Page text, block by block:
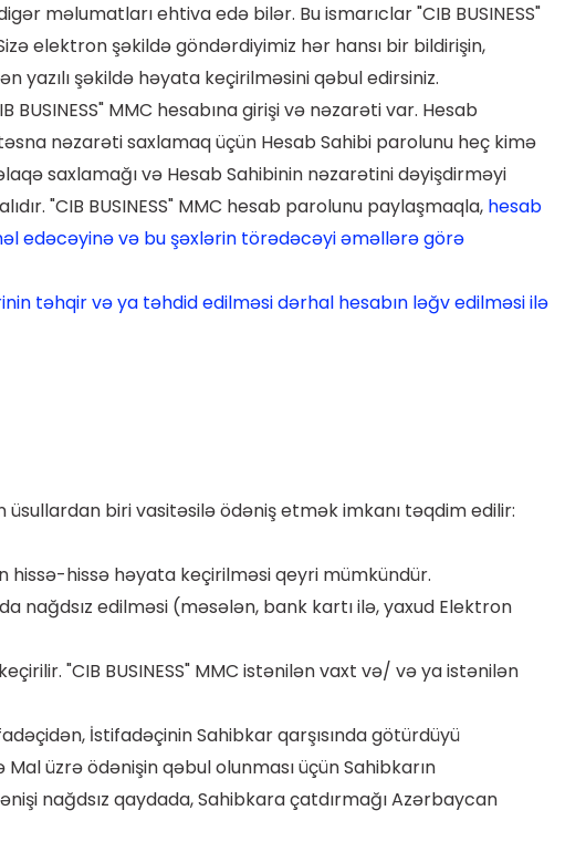
məlumatları ehtiva edə bilər. Bu ismarıclar "CIB BUSINESS"
elektron şəkildə göndərdiyimiz hər hansı bir bildirişin,
yazılı şəkildə həyata keçirilməsini qəbul edirsiniz.
BUSINESS" MMC hesabına girişi və nəzarəti var. Hesab
nəzarəti saxlamaq üçün Hesab Sahibi parolunu heç kimə
saxlamağı və Hesab Sahibinin nəzarətini dəyişdirməyi
"CIB BUSINESS" MMC hesab parolunu paylaşmaqla, hesab
edəcəyinə və bu şəxlərin törədəcəyi əməllərə görə
təhqir və ya təhdid edilməsi dərhal hesabın ləğv edilməsi ilə
biri vasitəsilə ödəniş etmək imkanı təqdim edilir:
hissə-hissə həyata keçirilməsi qeyri mümkündür.
nağdsız edilməsi (məsələn, bank kartı ilə, yaxud Elektron
"CIB BUSINESS" MMC istənilən vaxt və/ və ya istənilən
İstifadəçinin Sahibkar qarşısında götürdüyü
üzrə ödənişin qəbul olunması üçün Sahibkarın
nağdsız qaydada, Sahibkara çatdırmağı Azərbaycan